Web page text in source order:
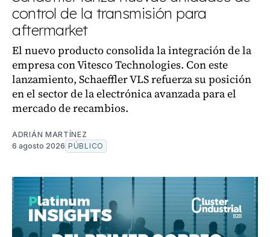
control de la transmisión para
aftermarket
El nuevo producto consolida la integración de la
empresa con Vitesco Technologies. Con este
lanzamiento, Schaeffler VLS refuerza su posición
en el sector de la electrónica avanzada para el
mercado de recambios.
ADRIÁN MARTÍNEZ
6 agosto 2026 PÚBLICO